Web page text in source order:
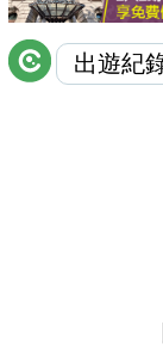
討論區
聯絡我們